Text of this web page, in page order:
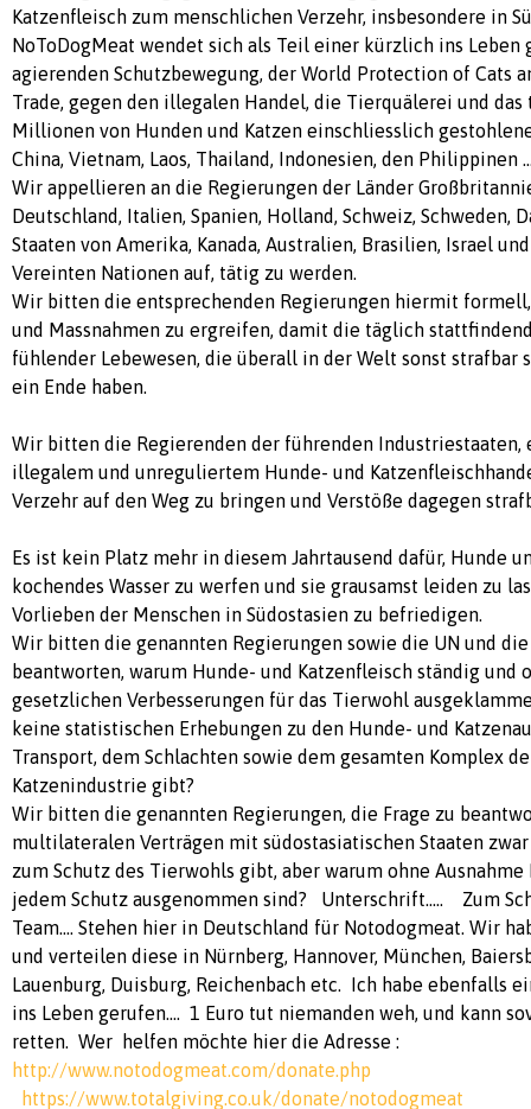
Katzenfleisch zum menschlichen Verzehr, insbesondere in
NoToDogMeat wendet sich als Teil einer kürzlich ins
agierenden Schutzbewegung, der World Protection of Cats
Trade, gegen den illegalen Handel, die Tierquälerei und
Millionen von Hunden und Katzen einschliesslich
China, Vietnam, Laos, Thailand, Indonesien, den Philippinen
Wir appellieren an die Regierungen der Länder
Deutschland, Italien, Spanien, Holland, Schweiz, Schweden,
Staaten von Amerika, Kanada, Australien, Brasilien, Israel
Vereinten Nationen auf, tätig zu werden.
Wir bitten die entsprechenden Regierungen hiermit
und Massnahmen zu ergreifen, damit die täglich
fühlender Lebewesen, die überall in der Welt sonst strafbar
ein Ende haben.
Wir bitten die Regierenden der führenden Industriestaaten,
illegalem und unreguliertem Hunde- und
Verzehr auf den Weg zu bringen und Verstöße dagegen
Es ist kein Platz mehr in diesem Jahrtausend dafür, Hunde
kochendes Wasser zu werfen und sie grausamst leiden zu
Vorlieben der Menschen in Südostasien zu befriedigen.
Wir bitten die genannten Regierungen sowie die UN und die
beantworten, warum Hunde- und Katzenfleisch ständig und
gesetzlichen Verbesserungen für das Tierwohl
keine statistischen Erhebungen zu den Hunde- und
Transport, dem Schlachten sowie dem gesamten Komplex
Katzenindustrie gibt?
Wir bitten die genannten Regierungen, die Frage zu
multilateralen Verträgen mit südostasiatischen Staaten
zum Schutz des Tierwohls gibt, aber warum ohne Ausnahme
jedem Schutz ausgenommen sind? Unterschrift..... Zum
Team.... Stehen hier in Deutschland für Notodogmeat. Wir
und verteilen diese in Nürnberg, Hannover, München,
Lauenburg, Duisburg, Reichenbach etc. Ich habe ebenfalls
ins Leben gerufen.... 1 Euro tut niemanden weh, und kann
retten. Wer helfen möchte hier die Adresse :
http://www.notodogmeat.com/donate.php
https://www.totalgiving.co.uk/donate/notodogmeat